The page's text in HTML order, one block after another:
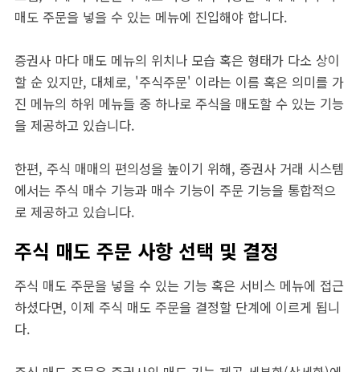
매도 주문을 넣을 수 있는 메뉴에 진입해야 합니다.
증권사 마다 매도 메뉴의 위치나 모습 혹은 형태가 다소 상이
할 순 있지만, 대체로, '주식주문' 이라는 이름 혹은 의미를 가
진 메뉴의 하위 메뉴들 중 하나로 주식을 매도할 수 있는 기능
을 제공하고 있습니다.
한편, 주식 매매의 편의성을 높이기 위해, 증권사 거래 시스템
에서는 주식 매수 기능과 매수 기능이 주문 기능을 통합적으
로 제공하고 있습니다.
주식 매도 주문 사항 선택 및 결정
주식 매도 주문을 넣을 수 있는 기능 혹은 서비스 메뉴에 접근
하셨다면, 이제 주식 매도 주문을 결정할 단계에 이르게 됩니
다.